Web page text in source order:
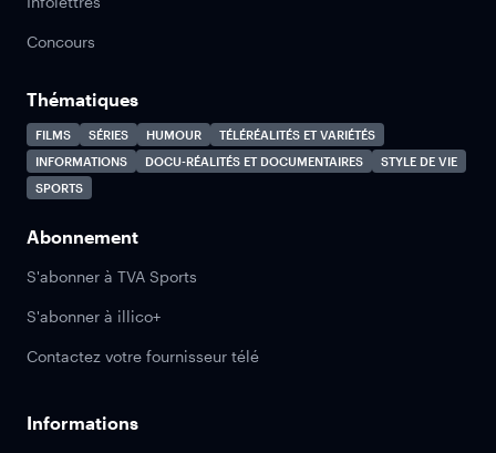
Concours
Thématiques
FILMS SÉRIES HUMOUR
TÉLÉRÉALITÉS ET VARIÉTÉS
INFORMATIONS
DOCU-RÉALITÉS ET DOCUMENTAIRES
STYLE DE VIE
SPORTS
Abonnement
S'abonner à TVA Sports
S'abonner à illico+
Contactez votre fournisseur télé
Informations